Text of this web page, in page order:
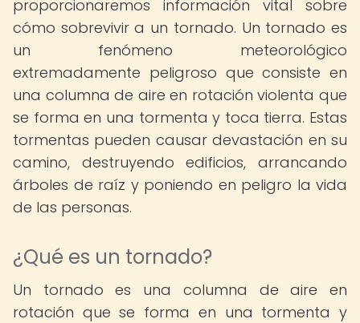
proporcionaremos información vital sobre
cómo sobrevivir a un tornado. Un tornado es
un fenómeno meteorológico
extremadamente peligroso que consiste en
una columna de aire en rotación violenta que
se forma en una tormenta y toca tierra. Estas
tormentas pueden causar devastación en su
camino, destruyendo edificios, arrancando
árboles de raíz y poniendo en peligro la vida
de las personas.
¿Qué es un tornado?
Un tornado es una columna de aire en
rotación que se forma en una tormenta y